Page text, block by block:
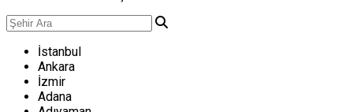
İstanbul
Ankara
İzmir
Adana